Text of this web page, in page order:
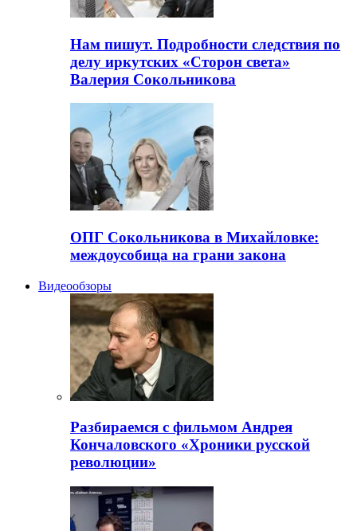
Нам пишут. Подробности следствия по
делу иркутских «Сторон света»
Валерия Сокольникова
ОПГ Сокольникова в Михайловке:
междоусобица на грани закона
Видеообзоры
Разбираемся с фильмом Андрея
Кончаловского «Хроники русской
революции»